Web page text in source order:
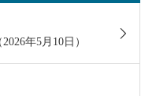
年5月10日）